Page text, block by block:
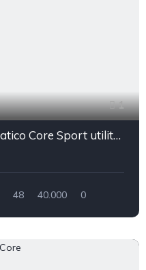
1
VOLVO XC60 B4 D automatico Core Sport utility vehicle 5-door (Euro 6D)
48 40.000 0